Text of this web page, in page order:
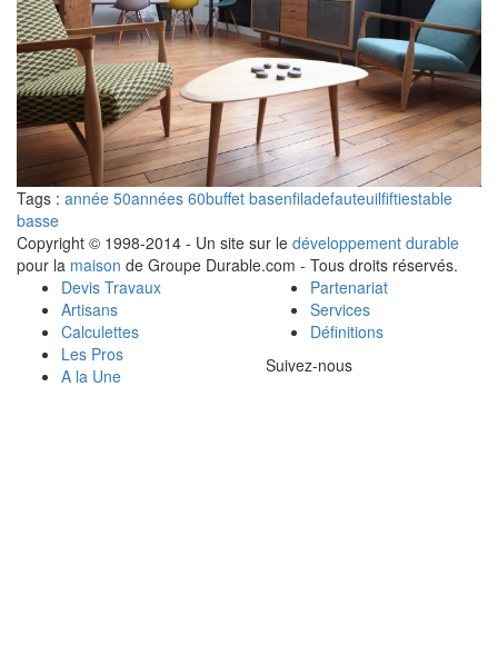
Tags : année 50années 60buffet basenfiladefauteuilfiftiestable
basse
Copyright © 1998-2014 - Un site sur le développement durable
pour la maison de Groupe Durable.com - Tous droits réservés.
Devis Travaux
Artisans
Calculettes
Les Pros
A la Une
Partenariat
Services
Définitions
Suivez-nous